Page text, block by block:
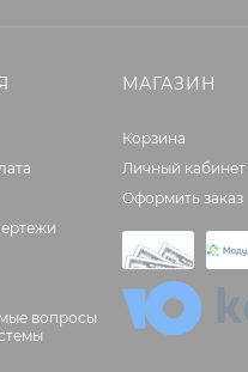
вопросы
МАГАЗИН
Корзина
Личный кабинет
Оформить заказ